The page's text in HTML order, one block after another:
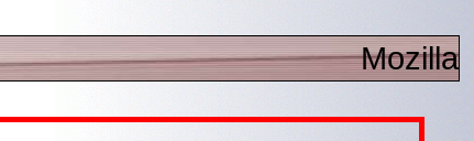
Mozilla